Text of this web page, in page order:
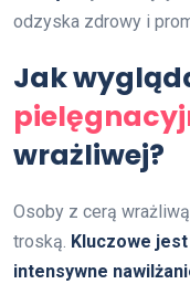
odzyska zdrowy i
Jak
wrażliwej?
Osoby z cerą
troską. Kluczowe
intensywne